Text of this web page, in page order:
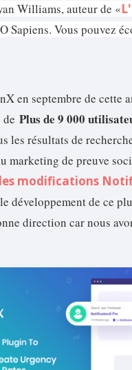
Williams, auteur de «
Sapiens. Vous pouvez
en septembre de cette
Plus de 9 000
les résultats de
marketing de preuve
modifications
développement de ce
direction car nous